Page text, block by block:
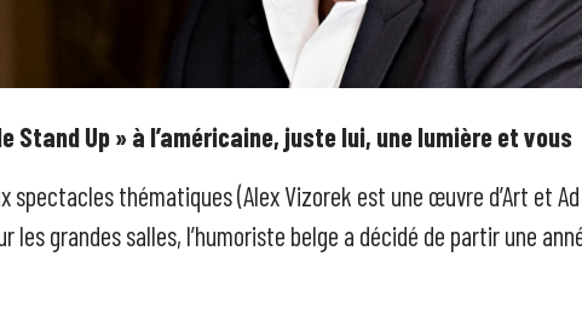
Stand Up » à l’américaine, juste lui, une lumière et vous
spectacles thématiques (Alex Vizorek est une œuvre d’Art et
les grandes salles, l’humoriste belge a décidé de partir une